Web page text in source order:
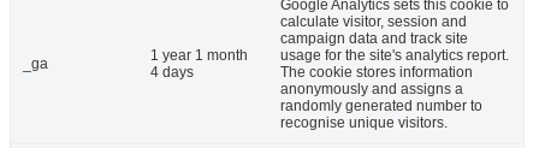
_ga
1 year 1 month
4 days
Google Analytics sets this cookie to
calculate visitor, session and
campaign data and track site
usage for the site's analytics report.
The cookie stores information
anonymously and assigns a
randomly generated number to
recognise unique visitors.